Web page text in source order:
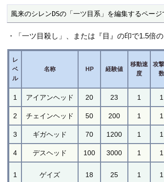
風来のシレンDSの「一ツ目系」を編集するページ
・「一ツ目殺し」、または『目』の印で1.5倍の
レ
ベ
ル
名称 HP 経験値
移動速
度
攻
数
1 アイアンヘッド 20 23 1
1
2 チェインヘッド 50 200 1 1
3 ギガヘッド 70 1200 1 1
4 デスヘッド 100 3000 1 1
1 ゲイズ 18 25 1 1